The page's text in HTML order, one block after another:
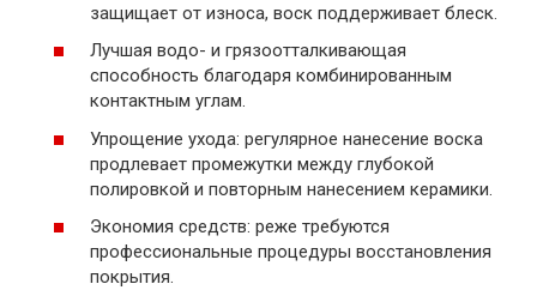
защищает от износа, воск поддерживает блеск.
Лучшая водо- и грязоотталкивающая
способность благодаря комбинированным
контактным углам.
Упрощение ухода: регулярное нанесение воска
продлевает промежутки между глубокой
полировкой и повторным нанесением керамики.
Экономия средств: реже требуются
профессиональные процедуры восстановления
покрытия.